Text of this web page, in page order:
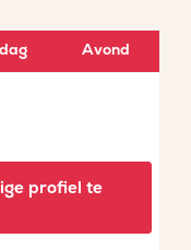
Avond
profiel te